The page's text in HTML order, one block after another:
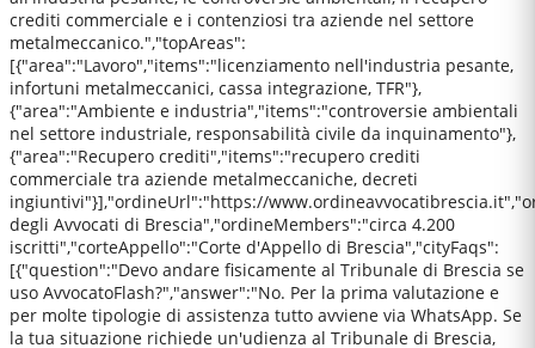
crediti commerciale e i contenziosi tra aziende nel settore
metalmeccanico.","topAreas":
[{"area":"Lavoro","items":"licenziamento nell'industria pesante,
infortuni metalmeccanici, cassa integrazione, TFR"},
{"area":"Ambiente e industria","items":"controversie ambientali
nel settore industriale, responsabilità civile da inquinamento"},
{"area":"Recupero crediti","items":"recupero crediti
commerciale tra aziende metalmeccaniche, decreti
ingiuntivi"}],"ordineUrl":"https://
degli Avvocati di Brescia","ordineMembers":"circa 4.200
iscritti","corteAppello":"Corte d'Appello di Brescia","cityFaqs":
[{"question":"Devo andare fisicamente al Tribunale di Brescia se
uso AvvocatoFlash?","answer":"No. Per la prima valutazione e
per molte tipologie di assistenza tutto avviene via WhatsApp. Se
la tua situazione richiede un'udienza al Tribunale di Brescia,